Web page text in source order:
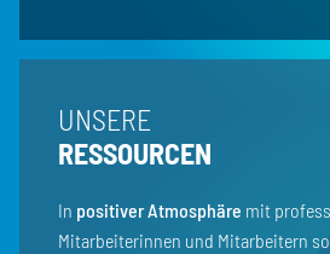
UNSERE
RESSOURCEN
In positiver Atmosphäre mit
Mitarbeiterinnen und Mitarbeitern